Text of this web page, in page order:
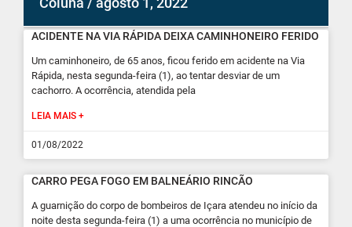
ACIDENTE NA VIA RÁPIDA DEIXA CAMINHONEIRO FERIDO
Um caminhoneiro, de 65 anos, ficou ferido em acidente na Via
Rápida, nesta segunda-feira (1), ao tentar desviar de um
cachorro. A ocorrência, atendida pela
LEIA MAIS +
01/08/2022
CARRO PEGA FOGO EM BALNEÁRIO RINCÃO
A guarnição do corpo de bombeiros de Içara atendeu no início da
noite desta segunda-feira (1) a uma ocorrência no município de